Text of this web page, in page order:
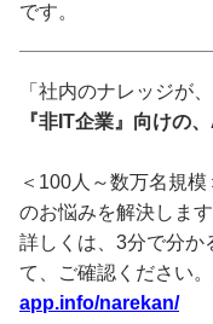
です。
「社内のナレッジが
『非IT企業』向けの
＜100人～数万名規
のお悩みを解決します
詳しくは、3分で分か
て、ご確認ください。
app.info/narekan/